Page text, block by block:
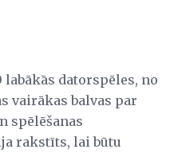
labākās datorspēles, no
vairākas balvas par
spēlēšanas
rakstīts, lai būtu